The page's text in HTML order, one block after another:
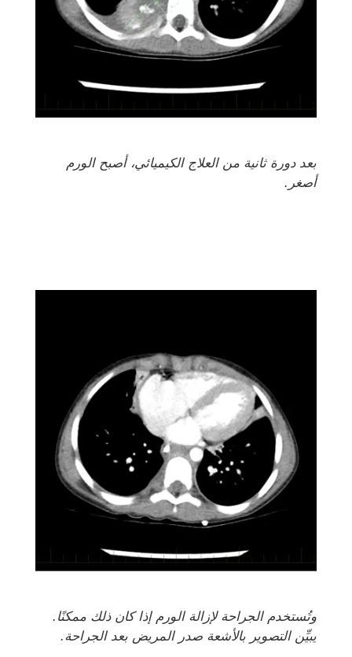
بعد دورة ثانية من العلاج الكيميائي، أصبح الورم
أصغر.
وتُستخدم الجراحة لإزالة الورم إذا كان ذلك ممكنًا.
يبيِّن التصوير بالأشعة صدر المريض بعد الجراحة.